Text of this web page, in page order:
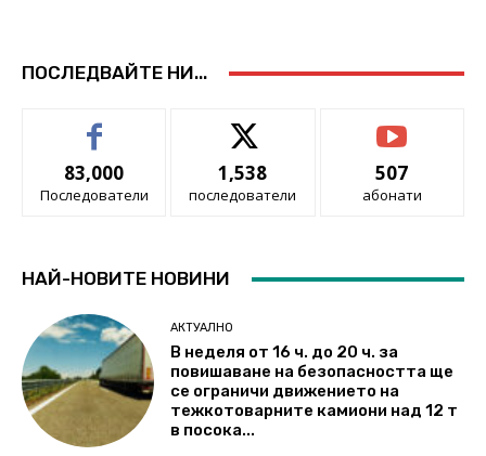
ПОСЛЕДВАЙТЕ НИ...
83,000
Последователи
1,538
последователи
507
абонати
НАЙ-НОВИТЕ НОВИНИ
АКТУАЛНО
В неделя от 16 ч. до 20 ч. за
повишаване на безопасността ще
се ограничи движението на
тежкотоварните камиони над 12 т
в посока...